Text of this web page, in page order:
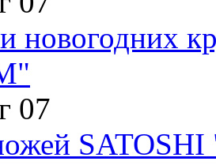
новогодних
07